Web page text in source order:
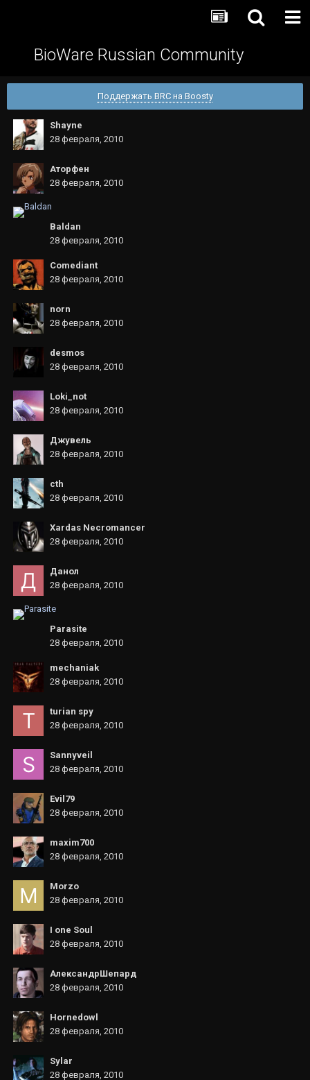
BioWare Russian Community
Поддержать BRC на Boosty
Shayne
28 февраля, 2010
Аторфен
28 февраля, 2010
Baldan
28 февраля, 2010
Comediant
28 февраля, 2010
norn
28 февраля, 2010
desmos
28 февраля, 2010
Loki_not
28 февраля, 2010
Джувель
28 февраля, 2010
cth
28 февраля, 2010
Xardas Necromancer
28 февраля, 2010
Данол
28 февраля, 2010
Parasite
28 февраля, 2010
mechaniak
28 февраля, 2010
turian spy
28 февраля, 2010
Sannyveil
28 февраля, 2010
Evil79
28 февраля, 2010
maxim700
28 февраля, 2010
Morzo
28 февраля, 2010
I one Soul
28 февраля, 2010
АлександрШепард
28 февраля, 2010
Hornedowl
28 февраля, 2010
Sylar
28 февраля, 2010